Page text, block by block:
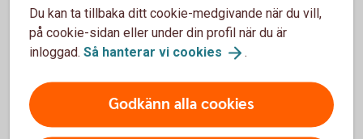
marknadsklimatet utan att ha något med bolaget att
göra.
Ränteplaceringar
Du kan ta tillbaka ditt cookie-medgivande när du vill,
på cookie-sidan eller under din profil när du är
inloggad. Så hanterar vi cookies .
Godkänn alla cookies